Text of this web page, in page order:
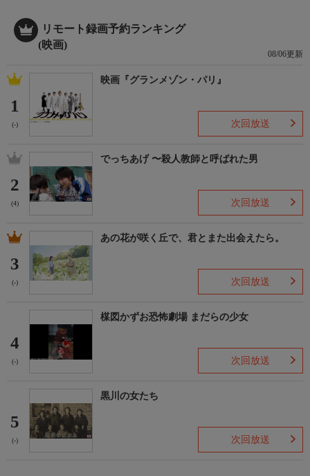
リモート録画予約ランキング
(映画)
08/06更新
1
(-)
映画『グランメゾン・パリ』
次回放送
2
(4)
でっちあげ 〜殺人教師と呼ばれた男
次回放送
3
(-)
あの花が咲く丘で、君とまた出会えたら。
次回放送
4
(-)
楳図かずお恐怖劇場 まだらの少女
次回放送
5
(-)
黒川の女たち
次回放送